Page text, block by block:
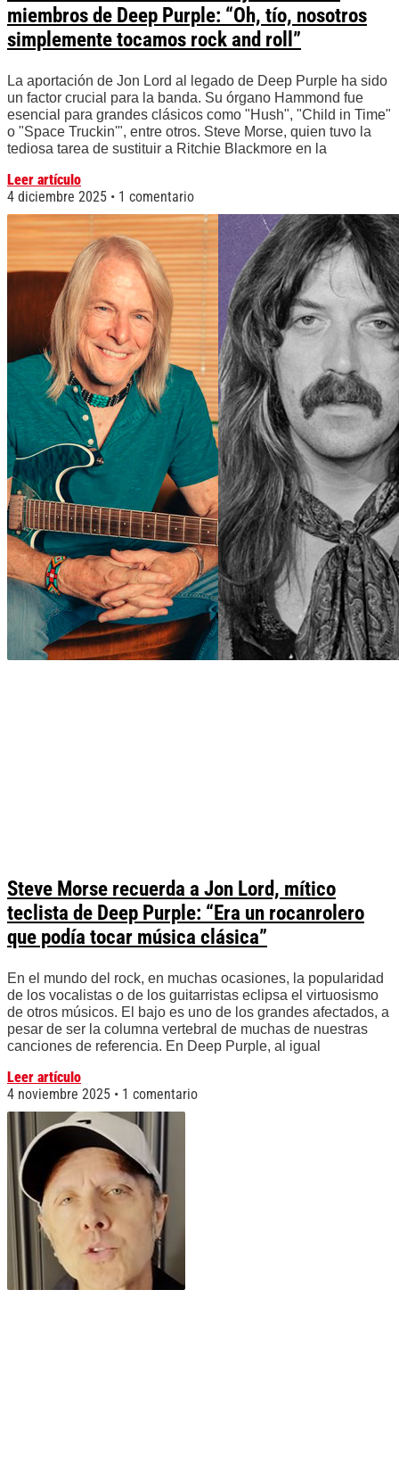
miembros de Deep Purple: “Oh, tío, nosotros
simplemente tocamos rock and roll”
La aportación de Jon Lord al legado de Deep Purple ha sido
un factor crucial para la banda. Su órgano Hammond fue
esencial para grandes clásicos como "Hush", "Child in Time"
o "Space Truckin'", entre otros. Steve Morse, quien tuvo la
tediosa tarea de sustituir a Ritchie Blackmore en la
Leer artículo
4 diciembre 2025
1 comentario
Steve Morse recuerda a Jon Lord, mítico
teclista de Deep Purple: “Era un rocanrolero
que podía tocar música clásica”
En el mundo del rock, en muchas ocasiones, la popularidad
de los vocalistas o de los guitarristas eclipsa el virtuosismo
de otros músicos. El bajo es uno de los grandes afectados, a
pesar de ser la columna vertebral de muchas de nuestras
canciones de referencia. En Deep Purple, al igual
Leer artículo
4 noviembre 2025
1 comentario